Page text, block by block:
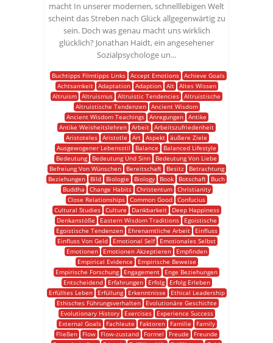
macht In unserer modernen, schnelllebigen Welt
scheint das Streben nach Glück allgegenwärtig zu
sein. Doch was genau macht uns wirklich
glücklich? Jonathan Haidt, ein angesehener
Sozialpsychologe un...
Buchtipps Filmtipps Links Accept Emotions
Achieve Goals
Achtsamkeit
Adaptation Adaption Alt
Altes Wissen
Altruism Altruismus Altruistic Tendencies Altruistische
Altruistische Tendenzen
Ancient Wisdom
Ancient Wisdom Teachings Anregungen Antike
Antike Weisheitslehren Arbeit Arbeitszufriedenheit
Aristoteles Aristotle Art Aspekt äußere Ziele
Ausgewogener Lebensstil
Balance
Balanced Lifestyle
Bedeutung
Bedeutung Und Sinn
Bedeutung Von Liebe
Befreiung Von Wünschen
Bereitschaft Besitz
Betrachtung
Beziehungen
Bild Biologie Biology Book Botschaft
Buch
Buddha
Change Habits Christentum
Christianity
Close Relationships Common Good Confucius
Cultural Studies
Culture Dankbarkeit
Deep Happiness
Denkanstöße
Eastern Wisdom Traditions
Egoistische
Egoistische Tendenzen
Ehrenamtliche Arbeit
Einfluss
Einfluss Von Geld
Emotional Self
Emotionales Selbst
Emotionen
Emotionen Akzeptieren
Empfinden
Empirical Evidence
Empirische Beweise
Empirische Forschung
Engagement
Enge Beziehungen
Entscheidend
Erfahrungen Erfolg
Erfolg Erleben
Erfülltes Leben
Erfüllung Erkenntnisse
Ethical Leadership
Ethisches Führungsverhalten
Evolutionäre Geschichte
Evolutionary History
Exercises
Experience Success
External Goals
Fachleute Faktoren Familie
Family
Fließen
Flow Flow-zustand Formel Freude
Freunde